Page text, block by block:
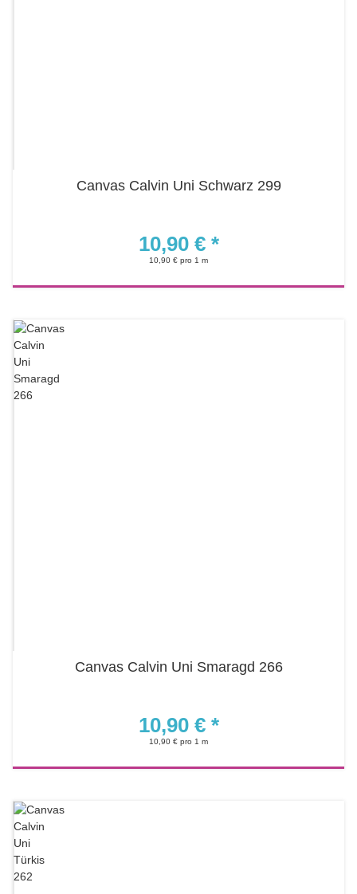
Canvas Calvin Uni Schwarz 299
10,90 € *
10,90 € pro 1 m
Canvas Calvin Uni Smaragd 266
10,90 € *
10,90 € pro 1 m